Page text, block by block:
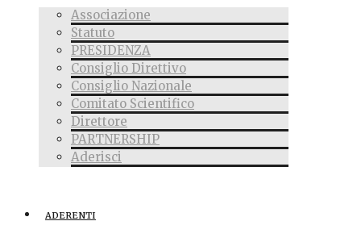
Associazione
Statuto
PRESIDENZA
Consiglio Direttivo
Consiglio Nazionale
Comitato Scientifico
Direttore
PARTNERSHIP
Aderisci
ADERENTI